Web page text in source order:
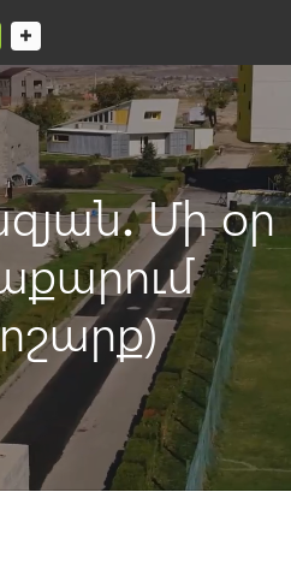
Social links dropdown button
Մի օր